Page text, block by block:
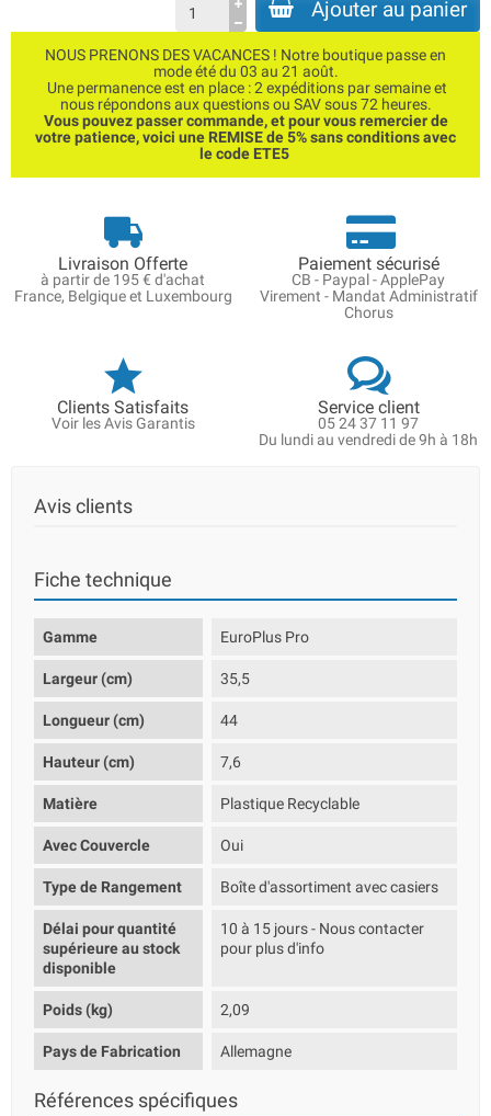
Ajouter au panier
NOUS PRENONS DES VACANCES ! Notre boutique passe en
mode été du 03 au 21 août.
Une permanence est en place : 2 expéditions par semaine et
nous répondons aux questions ou SAV sous 72 heures.
Vous pouvez passer commande, et pour vous remercier de
votre patience, voici une REMISE de 5% sans conditions avec
le code ETE5
Livraison Offerte
à partir de 195 € d'achat
France, Belgique et Luxembourg
Paiement sécurisé
CB - Paypal - ApplePay
Virement - Mandat Administratif
Chorus
Clients Satisfaits
Voir les Avis Garantis
Service client
05 24 37 11 97
Du lundi au vendredi de 9h à 18h
Avis clients
Fiche technique
Gamme EuroPlus Pro
Largeur (cm) 35,5
Longueur (cm) 44
Hauteur (cm) 7,6
Matière Plastique Recyclable
Avec Couvercle Oui
Type de Rangement Boîte d'assortiment avec casiers
Délai pour quantité
supérieure au stock
disponible
10 à 15 jours - Nous contacter
pour plus d'info
Poids (kg) 2,09
Pays de Fabrication Allemagne
Références spécifiques